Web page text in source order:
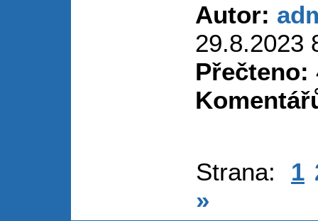
Autor:
29.8.2023
Přečteno:
Strana: 1
»